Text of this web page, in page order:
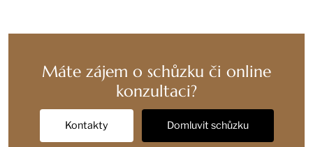
Máte zájem o schůzku či online
konzultaci?
Kontakty Domluvit schůzku